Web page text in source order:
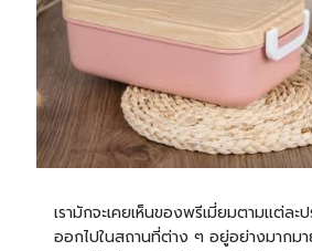
เรามักจะเคยเห็นของพรีเมี่ยมตามแต่ละ
ออกไปในสถานที่ต่าง ๆ อยู่อย่างมากมา